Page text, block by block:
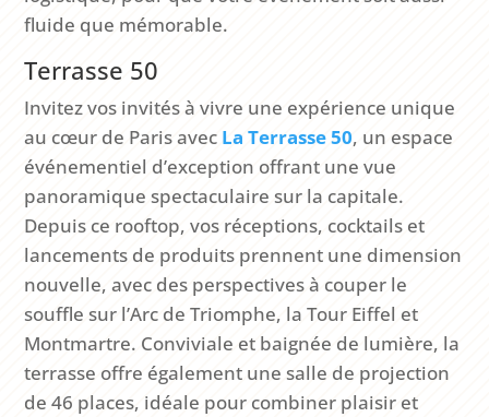
fluide que mémorable.
Terrasse 50
Invitez vos invités à vivre une expérience unique
au cœur de Paris avec La Terrasse50, un espace
événementiel d’exception offrant une vue
panoramique spectaculaire sur la capitale.
Depuis ce rooftop, vos réceptions, cocktails et
lancements de produits prennent une dimension
nouvelle, avec des perspectives à couper le
souffle sur l’Arc de Triomphe, la Tour Eiffel et
Montmartre. Conviviale et baignée de lumière, la
terrasse offre également une salle de projection
de 46 places, idéale pour combiner plaisir et